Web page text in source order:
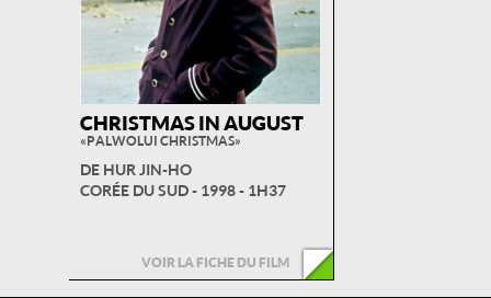
CHRISTMAS IN AUGUST
« PALWOLUI CHRISTMAS »
DE HUR JIN-HO
CORÉE DU SUD - 1998 - 1H37
VOIR LA FICHE DU FILM